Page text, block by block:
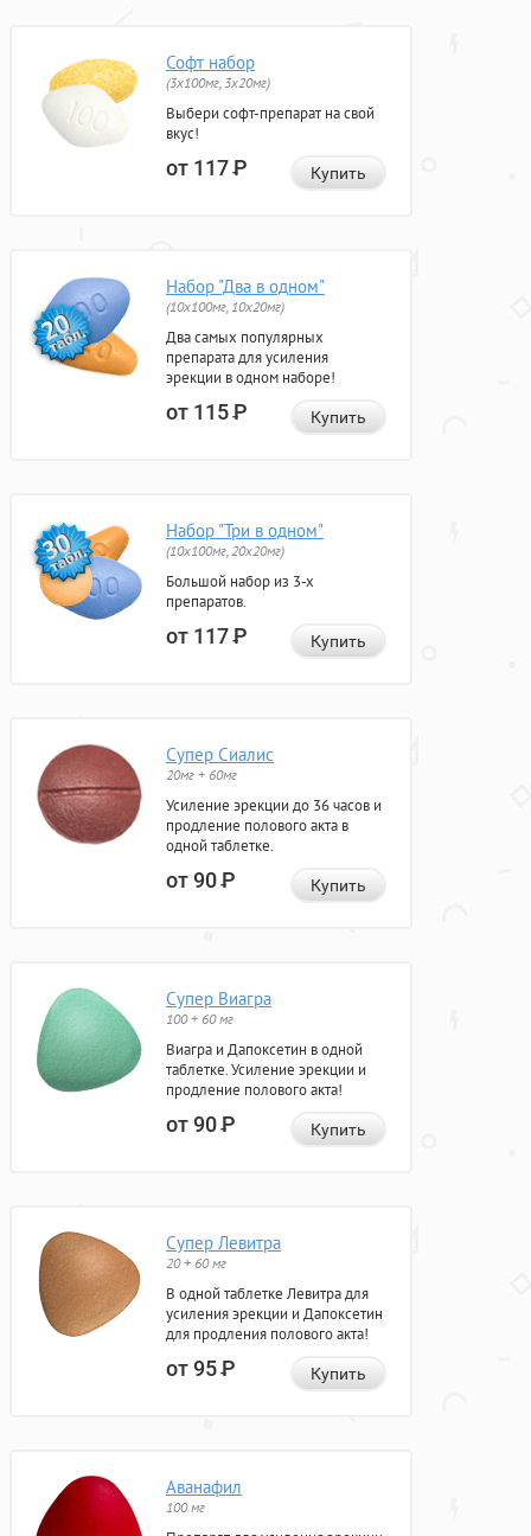
Софт набор
(3x100мг, 3x20мг)
Выбери софт-препарат на свой
вкус!
от 117Р Купить
Набор "Два в одном"
(10x100мг, 10x20мг)
Два самых популярных
препарата для усиления
эрекции в одном наборе!
от 115Р Купить
Набор "Три в одном"
(10x100мг, 20x20мг)
Большой набор из 3-х
препаратов.
от 117Р Купить
Супер Сиалис
20мг + 60мг
Усиление эрекции до 36 часов и
продление полового акта в
одной таблетке.
от 90Р Купить
Супер Виагра
100 + 60 мг
Виагра и Дапоксетин в одной
таблетке. Усиление эрекции и
продление полового акта!
от 90Р Купить
Супер Левитра
20 + 60 мг
В одной таблетке Левитра для
усиления эрекции и Дапоксетин
для продления полового акта!
от 95Р Купить
Аванафил
100 мг